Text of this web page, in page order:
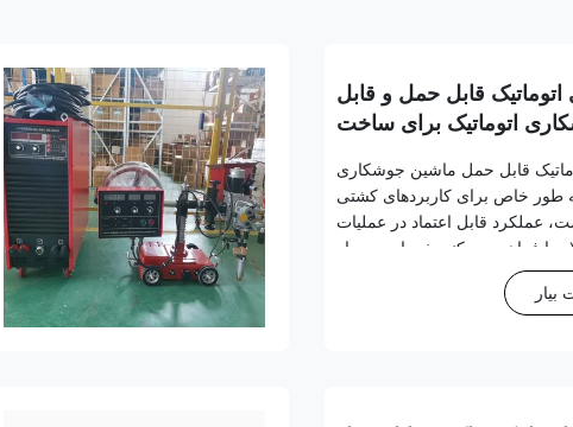
قابل حمل و قابل
اتوماتیک برای ساخت
قابل حمل ماشین جوشکاری
به طور خاص برای کاربردهای کشتی
قابل اعتماد در عملیات
را فراهم می کند. خدمات پس از
خدمات جزئیات پوشش گارانتی
12 ماه یا 2000 ساعت کار (هر کدام زودتر) ضمانت